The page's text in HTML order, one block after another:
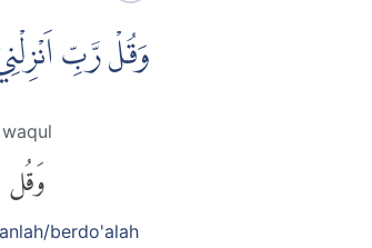
وَقُلْ رَّبِّ
waqul
وَقُل
berdo'alah